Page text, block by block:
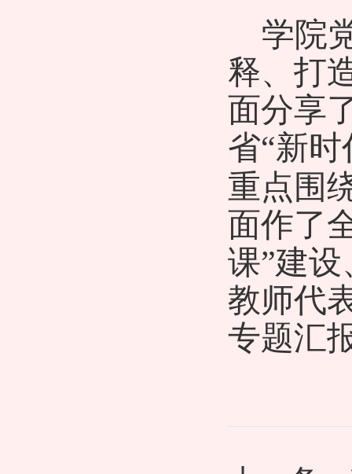
学院
释、打
面分享
省“新时
重点围
面作了
课”建设
教师代
专题汇